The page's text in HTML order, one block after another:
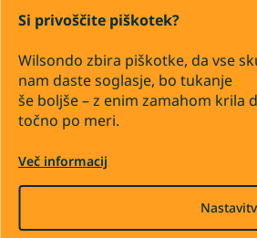
Si privoščite piškotek?
Wilsondo zbira piškotke, da vse
nam daste soglasje, bo tukanje
še boljše – z enim zamahom krila
točno po meri.
Več informacij